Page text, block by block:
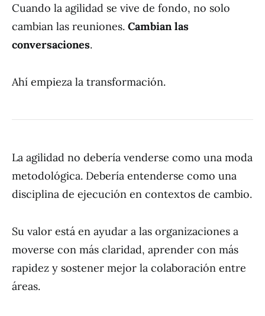
Cuando la agilidad se vive de fondo, no solo
cambian las reuniones. Cambian las
conversaciones.
Ahí empieza la transformación.
La agilidad no debería venderse como una moda
metodológica. Debería entenderse como una
disciplina de ejecución en contextos de cambio.
Su valor está en ayudar a las organizaciones a
moverse con más claridad, aprender con más
rapidez y sostener mejor la colaboración entre
áreas.